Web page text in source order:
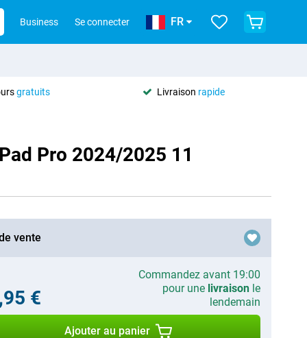
Business Se connecter FR
gratuits Livraison rapide
Pro 2024/2025 11
vente
€
Commandez avant 19:00
pour une livraisonle
lendemain
Ajouter au panier